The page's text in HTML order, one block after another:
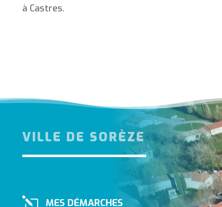
à Castres.
VILLE DE SORÈZE
l MES DÉMARCHES